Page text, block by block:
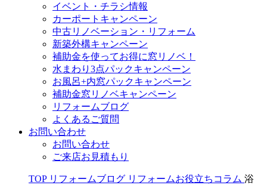
イベント・チラシ情報
カーポートキャンペーン
中古リノベーション・リフォーム
新築外構キャンペーン
補助金を使ってお得に窓リノベ！
水まわり3点パックキャンペーン
お風呂+内窓パックキャンペーン
補助金窓リノベキャンペーン
リフォームブログ
よくあるご質問
お問い合わせ
お問い合わせ
ご来店お見積もり
TOP リフォームブログ リフォームお役立ちコラム 浴